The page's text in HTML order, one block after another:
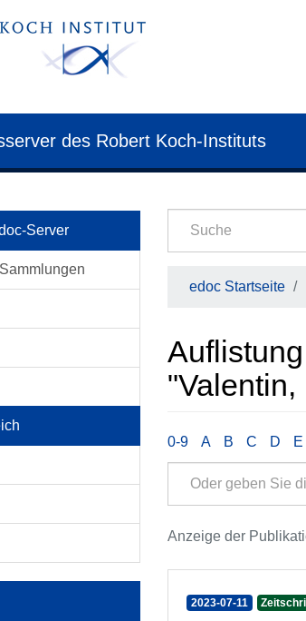
des Robert Koch-Instituts
Server
edoc Startseite
"Valentin,
0-9 A B C D E
Anzeige der
2023-07-11